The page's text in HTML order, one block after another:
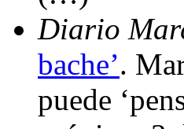
Diario
bache’.
puede